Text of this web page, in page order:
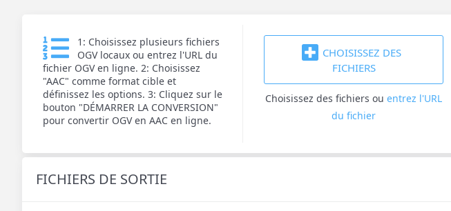
1: Choisissez plusieurs fichiers
OGV locaux ou entrez l'URL du
fichier OGV en ligne. 2: Choisissez
"AAC" comme format cible et
définissez les options. 3: Cliquez sur le
bouton "DÉMARRER LA CONVERSION"
pour convertir OGV en AAC en ligne.
CHOISISSEZ DES
FICHIERS
Choisissez des fichiers ou entrez l'URL
du fichier
FICHIERS DE SORTIE